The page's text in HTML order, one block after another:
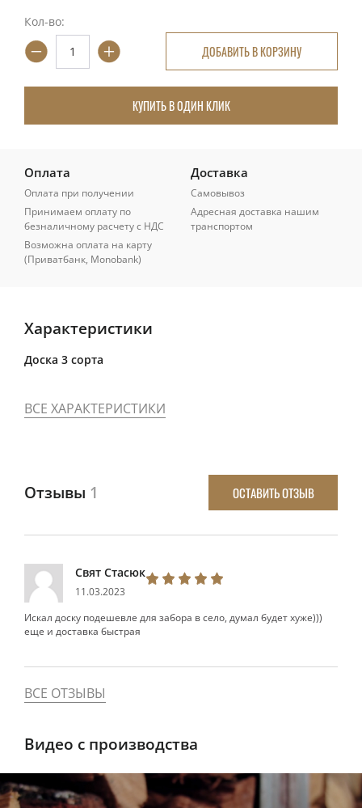
Кол-во:
ДОБАВИТЬ В КОРЗИНУ
КУПИТЬ В ОДИН КЛИК
Оплата
Оплата при получении
Принимаем оплату по
безналичному расчету с НДС
Возможна оплата на карту
(Приватбанк, Monobank)
Доставка
Самовывоз
Адресная доставка нашим
транспортом
Характеристики
Доска 3 сорта
ВСЕ ХАРАКТЕРИСТИКИ
Отзывы 1 ОСТАВИТЬ ОТЗЫВ
Свят Стасюк
11.03.2023
Искал доску подешевле для забора в село, думал будет хуже)))
еще и доставка быстрая
ВСЕ ОТЗЫВЫ
Видео с производства